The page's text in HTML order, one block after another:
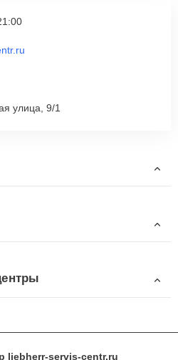
улица, 9/1
liebherr-servis-centr.ru